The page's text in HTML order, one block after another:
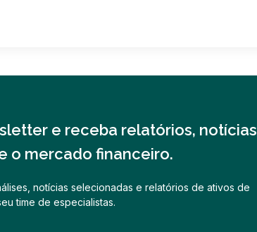
e receba relatórios, notícias
o mercado financeiro.
notícias selecionadas e relatórios de ativos de
time de especialistas.